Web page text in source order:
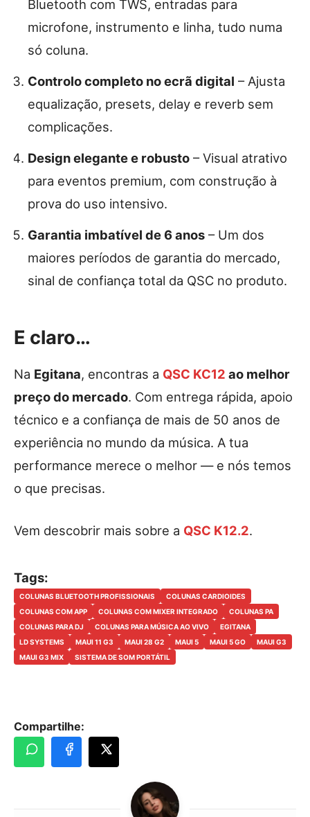
Bluetooth com TWS, entradas para
microfone, instrumento e linha, tudo numa
só coluna.
Controlo completo no ecrã digital – Ajusta
equalização, presets, delay e reverb sem
complicações.
Design elegante e robusto – Visual atrativo
para eventos premium, com construção à
prova do uso intensivo.
Garantia imbatível de 6 anos – Um dos
maiores períodos de garantia do mercado,
sinal de confiança total da QSC no produto.
E claro…
Na Egitana, encontras a QSC KC12 ao melhor
preço do mercado. Com entrega rápida, apoio
técnico e a confiança de mais de 50 anos de
experiência no mundo da música. A tua
performance merece o melhor — e nós temos
o que precisas.
Vem descobrir mais sobre a QSC K12.2.
Tags:
COLUNAS BLUETOOTH PROFISSIONAIS
COLUNAS CARDIOIDES
COLUNAS COM APP
COLUNAS COM MIXER INTEGRADO
COLUNAS PA
COLUNAS PARA DJ
COLUNAS PARA MÚSICA AO VIVO
EGITANA
LD SYSTEMS
MAUI 11 G3 MAUI 28 G2 MAUI 5 MAUI 5 GO
MAUI G3
MAUI G3 MIX
SISTEMA DE SOM PORTÁTIL
Compartilhe: